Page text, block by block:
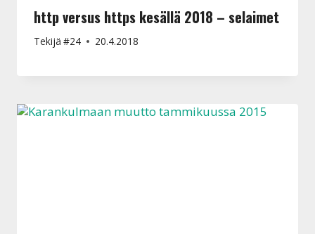
http versus https kesällä 2018 – selaimet
Tekijä #24 20.4.2018